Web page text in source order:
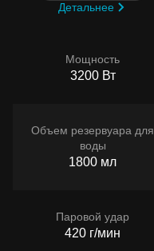
Детальнее
Мощность
3200 Вт
Объем резервуара для
воды
1800 мл
Паровой удар
420 г/мин